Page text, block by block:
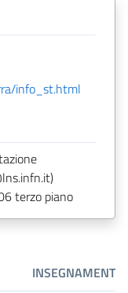
info_st.html
terzo piano
INSEGNAMENTI